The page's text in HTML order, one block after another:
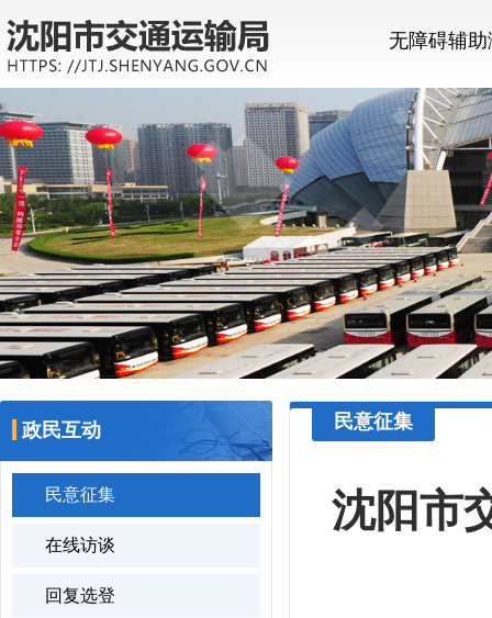
无障碍辅
政民互动
民意征集
在线访谈
回复选登
民意征集
沈阳市